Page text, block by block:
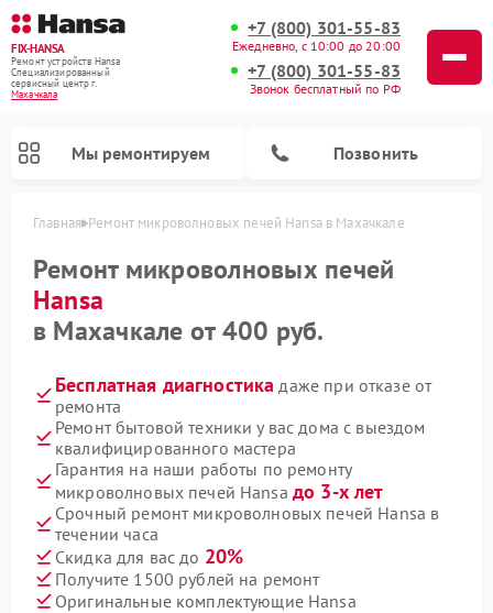
FIX-HANSA
Ремонт устройств Hansa
Специализированный
cервисный центр г.
Махачкала
+7 (800) 301-55-83
Ежедневно, с 10:00 до 20:00
+7 (800) 301-55-83
Звонок бесплатный по РФ
Мы ремонтируем Позвонить
Главная Ремонт микроволновых печей Hansa в Махачкале
Ремонт микроволновых печей
Hansa
в Махачкале от 400 руб.
Бесплатная диагностика даже при отказе от
ремонта
Ремонт бытовой техники у вас дома с выездом
квалифицированного мастера
Гарантия на наши работы по ремонту
микроволновых печей Hansa до 3-х лет
Срочный ремонт микроволновых печей Hansa в
течении часа
Скидка для вас до 20%
Получите 1500 рублей на ремонт
Оригинальные комплектующие Hansa